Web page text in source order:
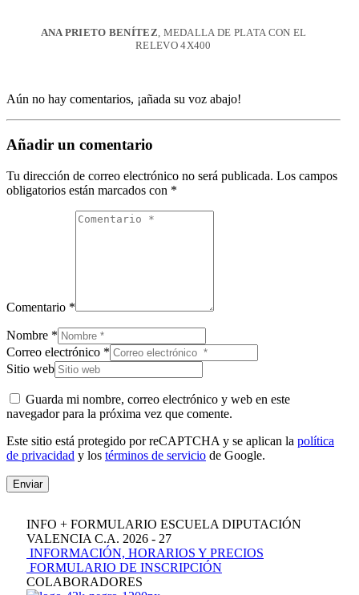
ANA PRIETO BENÍTEZ, MEDALLA DE PLATA CON EL
RELEVO 4X400
Aún no hay comentarios, ¡añada su voz abajo!
Añadir un comentario
Tu dirección de correo electrónico no será publicada. Los campos
obligatorios están marcados con *
Comentario *
Nombre *
Correo electrónico *
Sitio web
Guarda mi nombre, correo electrónico y web en este
navegador para la próxima vez que comente.
Este sitio está protegido por reCAPTCHA y se aplican la política
de privacidad y los términos de servicio de Google.
Enviar
INFO + FORMULARIO ESCUELA DIPUTACIÓN
VALENCIA C.A. 2026 - 27
INFORMACIÓN, HORARIOS Y PRECIOS
FORMULARIO DE INSCRIPCIÓN
COLABORADORES